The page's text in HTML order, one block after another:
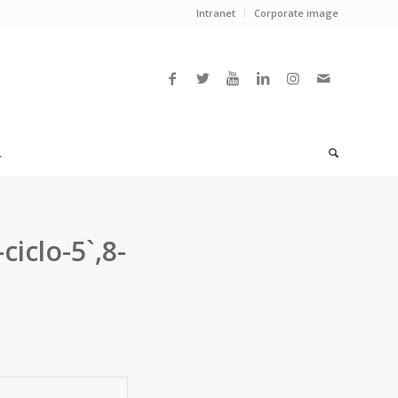
Intranet Corporate image
5`,8-